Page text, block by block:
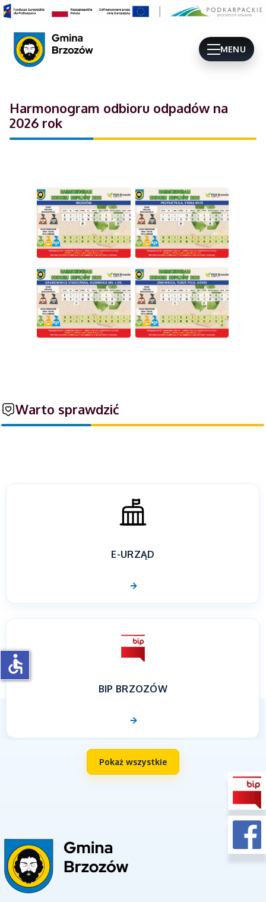
MENU
Harmonogram odbioru odpadów na
2026 rok
Warto sprawdzić
E-URZĄD
BIP BRZOZÓW
Pokaż wszystkie
accessible